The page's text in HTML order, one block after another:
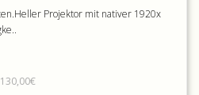
Projektor mit nativer 1920x